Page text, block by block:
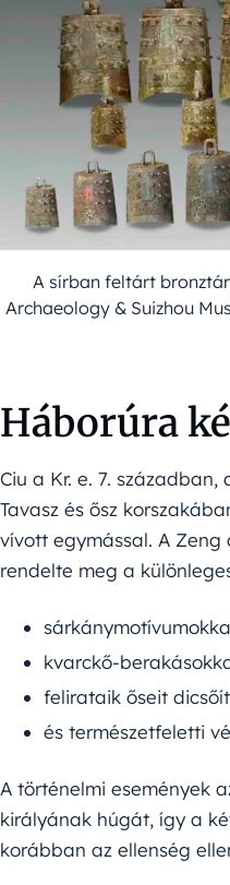
A sírban feltárt
Archaeology & Suizhou
Háborúra
Ciu a Kr. e. 7.
Tavasz és ősz
vívott egymással. A
rendelte meg a
kvarckő-
felirataik őseit
és természetfeletti
A történelmi események
királyának húgát, így a
korábban az ellenség